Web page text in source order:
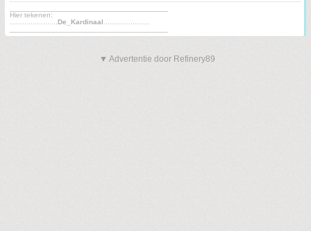
Hier tekenen:
De_Kardinaal
▼ Advertentie door Refinery89